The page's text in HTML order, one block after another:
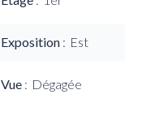
Exposition Est
Vue Dégagée